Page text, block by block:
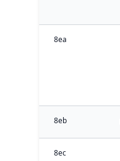
8ea
8eb
8ec